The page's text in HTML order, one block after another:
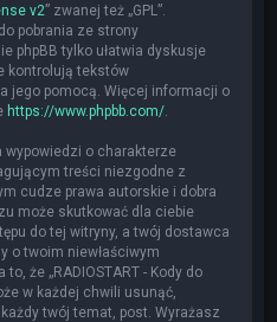
v2” zwanej też „GPL”.
pobrania ze strony
phpBB tylko ułatwia dyskusje
kontrolują tekstów
jego pomocą. Więcej informacji o
https://www.phpbb.com/
wypowiedzi o charakterze
treści niezgodne z
cudze prawa autorskie i dobra
może skutkować dla ciebie
do tej witryny, a twój dostawca
o twoim niewłaściwym
że „RADIOSTART - Kody do
w każdej chwili usunąć,
twój temat, post. Wyrażasz